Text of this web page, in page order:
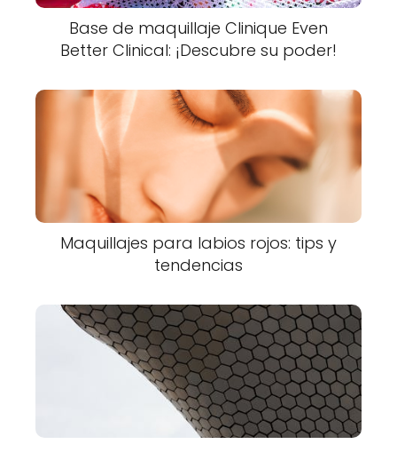
Base de maquillaje Clinique Even
Better Clinical: ¡Descubre su poder!
Maquillajes para labios rojos: tips y
tendencias